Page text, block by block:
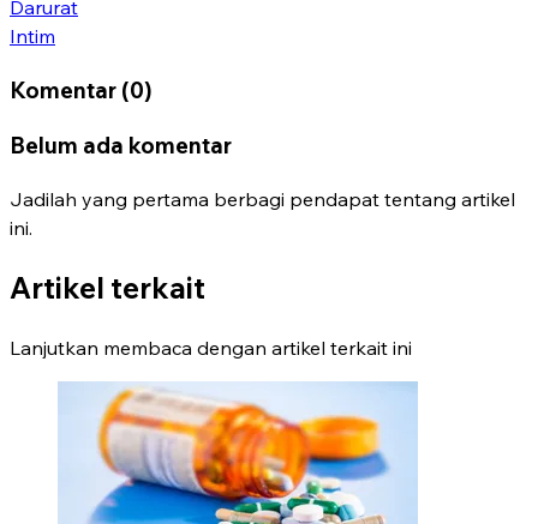
Darurat
Intim
Komentar (0)
Belum ada komentar
Jadilah yang pertama berbagi pendapat tentang artikel
ini.
Artikel terkait
Lanjutkan membaca dengan artikel terkait ini